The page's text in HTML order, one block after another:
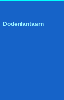
Dodenlantaarn